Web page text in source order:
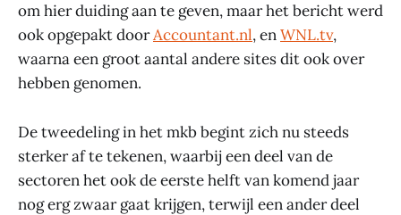
om hier duiding aan te geven, maar het bericht werd
ook opgepakt doorAccountant.nl, enWNL.tv,
waarna een groot aantal andere sites dit ook over
hebben genomen.
De tweedeling in het mkb begint zich nu steeds
sterker af te tekenen, waarbij een deel van de
sectoren het ook de eerste helft van komend jaar
nog erg zwaar gaat krijgen, terwijl een ander deel